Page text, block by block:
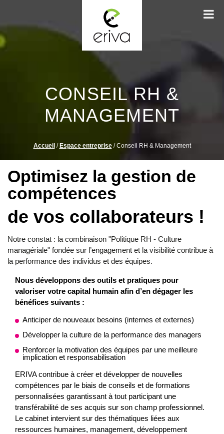
CONSEIL RH &
MANAGEMENT
Accueil / Espace entreprise/Conseil RH & Management
Optimisez la gestion de
compétences
de vos collaborateurs !
Notre constat : la combinaison "Politique RH - Culture
managériale" fondée sur l’engagement et la visibilité contribue à
la performance des individus et des équipes.
Nous développons des outils et pratiques pour
valoriser votre capital humain afin d’en dégager les
bénéfices suivants :
Anticiper de nouveaux besoins (internes et externes)
Développer la culture de la performance des managers
Renforcer la motivation des équipes par une meilleure
implication et responsabilisation
ERIVA contribue à créer et développer de nouvelles
compétences par le biais de conseils et de formations
personnalisées garantissant à tout participant une
transférabilité de ses acquis sur son champ professionnel.
Le cabinet intervient sur des thématiques liées aux
ressources humaines, management, développement